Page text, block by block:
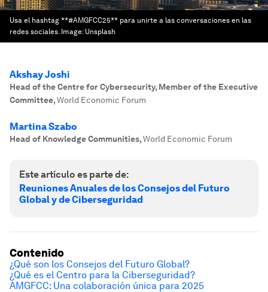
Usa el hashtag **#AMGFCC25** para unirte a las conversaciones en las
redes sociales. Image: Unsplash
Akshay Joshi
Head of the Centre for Cybersecurity, Member of the Executive
Committee,World Economic Forum
Martina Szabo
Head of Knowledge Communities,World Economic Forum
Este artículo es parte de:
Reuniones Anuales de los Consejos del Futuro
Global y de Ciberseguridad
Contenido
¿Qué son los Consejos del Futuro Global?
¿Qué es el Centro para la Ciberseguridad?
AMGFCC: Una colaboración única para 2025